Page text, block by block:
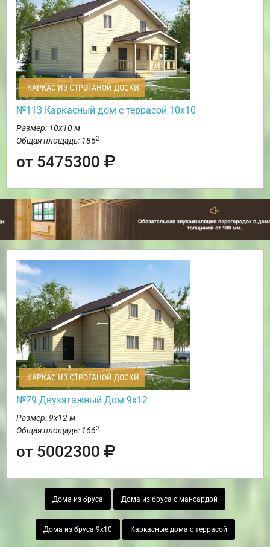
КАРКАС ИЗ СТРОГАНОЙ ДОСКИ
№113 Каркасный дом с террасой 10х10
Размер: 10х10 м
Общая площадь: 1852
от 5475300
КАРКАС ИЗ СТРОГАНОЙ ДОСКИ
№79 Двухэтажный Дом 9х12
Размер: 9х12 м
Общая площадь: 1662
от 5002300
Дома из бруса Дома из бруса с мансардой
Дома из бруса 9х10 Каркасные дома с террасой